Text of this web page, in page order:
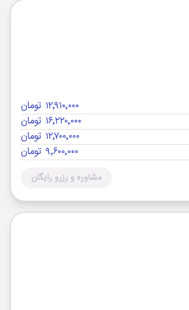
۱۲٬۹۱۰٬۰۰۰ تومان
۱۶٬۲۲۰٬۰۰۰ تومان
۱۲٬۷۰۰٬۰۰۰ تومان
۹٬۶۰۰٬۰۰۰ تومان
مشاوره و رزرو رایگان